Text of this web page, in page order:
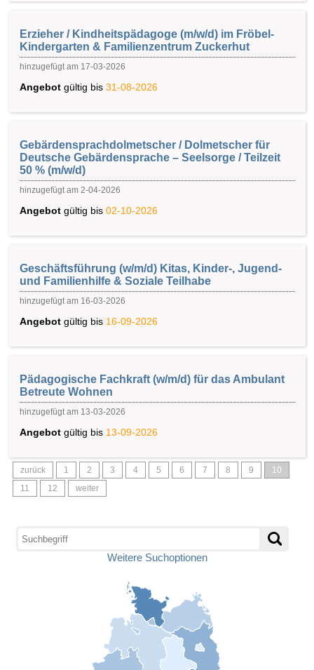
Erzieher / Kindheitspädagoge (m/w/d) im Fröbel-
Kindergarten & Familienzentrum Zuckerhut
hinzugefügt am 17-03-2026
Angebot gültig bis 31-08-2026
Gebärdensprachdolmetscher / Dolmetscher für
Deutsche Gebärdensprache – Seelsorge / Teilzeit
50 % (m/w/d)
hinzugefügt am 2-04-2026
Angebot gültig bis 02-10-2026
Geschäftsführung (w/m/d) Kitas, Kinder-, Jugend-
und Familienhilfe & Soziale Teilhabe
hinzugefügt am 16-03-2026
Angebot gültig bis 16-09-2026
Pädagogische Fachkraft (w/m/d) für das Ambulant
Betreute Wohnen
hinzugefügt am 13-03-2026
Angebot gültig bis 13-09-2026
zurück 1 2 3 4 5 6 7 8 9 10
11 12 weiter
Weitere Suchoptionen